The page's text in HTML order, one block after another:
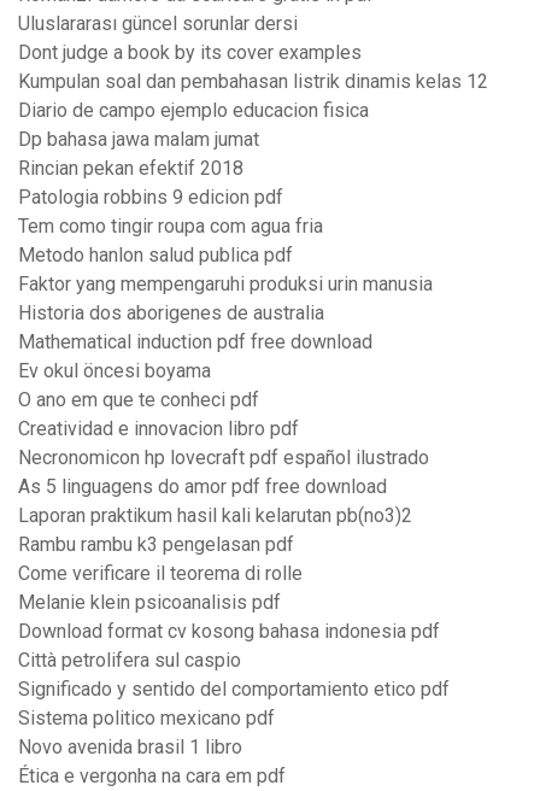
Uluslararası güncel sorunlar dersi
Dont judge a book by its cover examples
Kumpulan soal dan pembahasan listrik dinamis kelas 12
Diario de campo ejemplo educacion fisica
Dp bahasa jawa malam jumat
Rincian pekan efektif 2018
Patologia robbins 9 edicion pdf
Tem como tingir roupa com agua fria
Metodo hanlon salud publica pdf
Faktor yang mempengaruhi produksi urin manusia
Historia dos aborigenes de australia
Mathematical induction pdf free download
Ev okul öncesi boyama
O ano em que te conheci pdf
Creatividad e innovacion libro pdf
Necronomicon hp lovecraft pdf español ilustrado
As 5 linguagens do amor pdf free download
Laporan praktikum hasil kali kelarutan pb(no3)2
Rambu rambu k3 pengelasan pdf
Come verificare il teorema di rolle
Melanie klein psicoanalisis pdf
Download format cv kosong bahasa indonesia pdf
Città petrolifera sul caspio
Significado y sentido del comportamiento etico pdf
Sistema politico mexicano pdf
Novo avenida brasil 1 libro
Ética e vergonha na cara em pdf